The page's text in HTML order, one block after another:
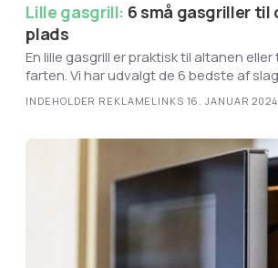
Lille gasgrill:
plads
En lille gasgrill er praktisk til altanen
farten. Vi har udvalgt de 6 bedste af
minimalt. Se listen her.
INDEHOLDER REKLAMELINKS·16. JANUAR 2024